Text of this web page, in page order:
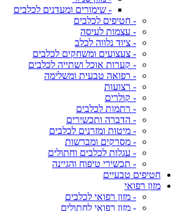
- שימורים ומעדנים לכלבים
- חטיפים לכלבים
- עצמות לעיסה
- ציוד נלווה לכלב
- צעצועים ומשחקים לכלבים
- קערות אוכל ושתייה לכלבים
- רפואה טבעית ומשלימה
- רצועות
- קולרים
- רתמות לכלבים
- הדברה ותכשירים
- מיטות ומזרנים לכלבים
- מסרקים ומברשות
- עגלות לכלבים וחתולים
- תכשירי טיפוח והגיינה
חטיפים טבעיים
מזון רפואי
- מזון רפואי לכלבים
- מזון רפואי לחתולים